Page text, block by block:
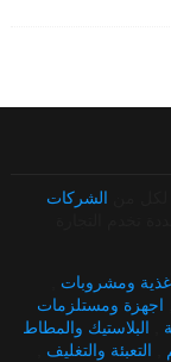
الشركات
ومشروبات
اجهزة ومستلزمات
البلاستيك والمطاط
التعبئة والتغليف